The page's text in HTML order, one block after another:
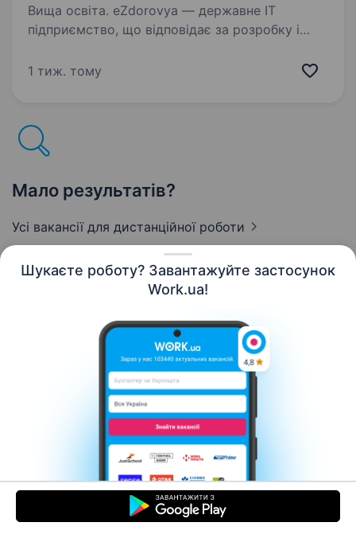
Шукаєте роботу? Завантажуйте застосунок
Work.ua!
Вища освіта. eZdorovya — державне IT
підприємство, що відповідає за розробку і
в Україні з електронної системи охорони
1 тиж. тому
Мало результатів?
Усі вакансії для дистанційної роботи
Контакти Про нас
Кар’єра
Допомога Умови використання